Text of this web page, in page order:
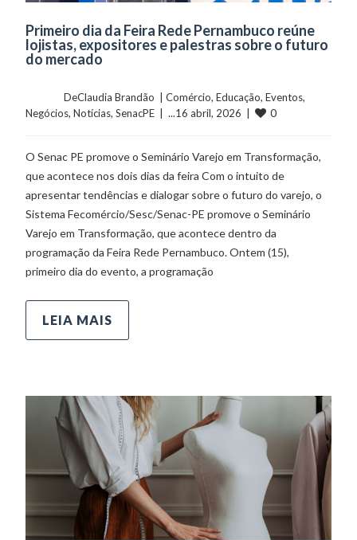
Primeiro dia da Feira Rede Pernambuco reúne
lojistas, expositores e palestras sobre o futuro
do mercado
	    	DeClaudia Brandão  |
Comércio, Educação, Eventos
Negócios, Notícias, SenacPE
  |  ...16 abril, 2026  |
0
O Senac PE promove o Seminário Varejo em Transformação,
que acontece nos dois dias da feira Com o intuito de
apresentar tendências e dialogar sobre o futuro do varejo, o
Sistema Fecomércio/Sesc/Senac-PE promove o Seminário
Varejo em Transformação, que acontece dentro da
programação da Feira Rede Pernambuco. Ontem (15),
primeiro dia do evento, a programação
LEIA MAIS